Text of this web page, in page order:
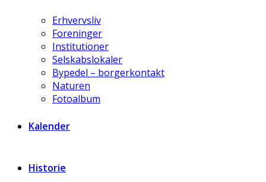
Erhvervsliv
Foreninger
Institutioner
Selskabslokaler
Bypedel – borgerkontakt
Naturen
Fotoalbum
Kalender
Historie